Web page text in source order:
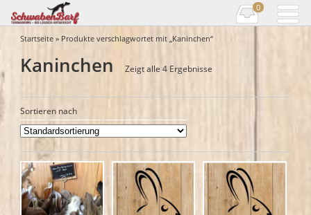
0
Startseite » Produkte verschlagwortet mit „Kaninchen“
Kaninchen Zeigt alle 4 Ergebnisse
Sortieren nach